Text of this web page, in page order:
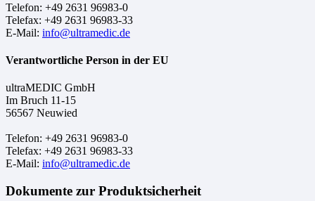
Telefon: +49 2631 96983-0
Telefax: +49 2631 96983-33
E-Mail: info@ultramedic.de
Verantwortliche Person in der EU
ultraMEDIC GmbH
Im Bruch 11-15
56567 Neuwied
Telefon: +49 2631 96983-0
Telefax: +49 2631 96983-33
E-Mail: info@ultramedic.de
Dokumente zur Produktsicherheit